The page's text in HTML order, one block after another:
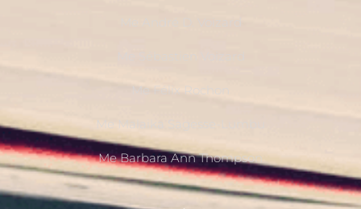
Me Félix Rochon
Me Barbara Ann Thompson